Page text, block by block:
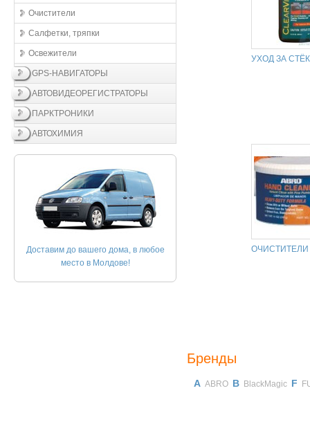
Очистители
Салфетки, тряпки
Освежители
GPS-НАВИГАТОРЫ
АВТОВИДЕОРЕГИСТРАТОРЫ
ПАРКТРОНИКИ
АВТОХИМИЯ
Доставим до вашего дома, в любое
место в Молдове!
УХОД ЗА
ОЧИСТИТЕЛИ
Бренды
A ABRO B BlackMagic F